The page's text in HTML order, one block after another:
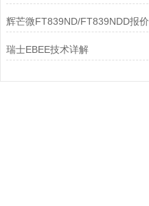
辉芒微FT839ND/FT839NDD报价
瑞士EBEE技术详解